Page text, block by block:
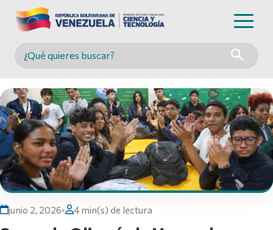
Buscar en MINCYT
junio 2, 2026• 4 min(s) de lectura